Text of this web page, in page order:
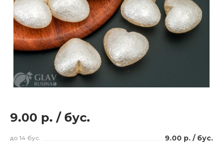
9.00 р. / бус.
до 14 бус. 9.00 р. / бус.